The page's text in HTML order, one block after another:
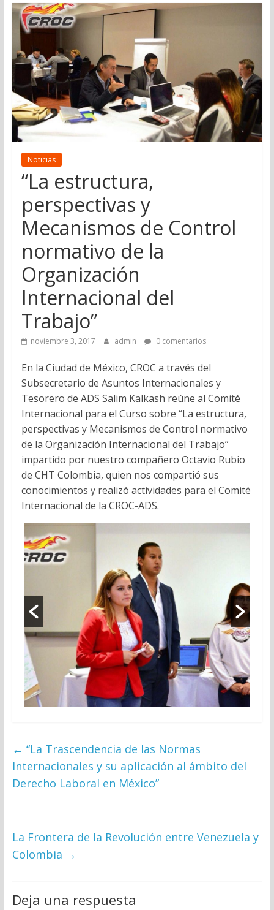
Noticias
“La estructura,
perspectivas y
Mecanismos de Control
normativo de la
Organización
Internacional del
Trabajo”
noviembre 3, 2017 admin 0 comentarios
En la Ciudad de México, CROC a través del
Subsecretario de Asuntos Internacionales y
Tesorero de ADS Salim Kalkash reúne al Comité
Internacional para el Curso sobre “La estructura,
perspectivas y Mecanismos de Control normativo
de la Organización Internacional del Trabajo”
impartido por nuestro compañero Octavio Rubio
de CHT Colombia, quien nos compartió sus
conocimientos y realizó actividades para el Comité
Internacional de la CROC-ADS.
← “La Trascendencia de las Normas
Internacionales y su aplicación al ámbito del
Derecho Laboral en México”
La Frontera de la Revolución entre Venezuela y
Colombia →
Deja una respuesta